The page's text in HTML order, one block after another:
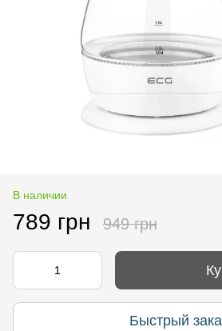
В наличии
789 грн 949 грн
Быстрый